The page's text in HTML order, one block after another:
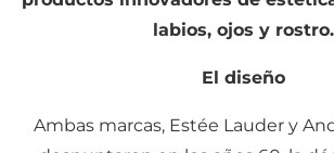
labios, ojos y rostro.
El diseño
Ambas marcas, Estée Lauder y